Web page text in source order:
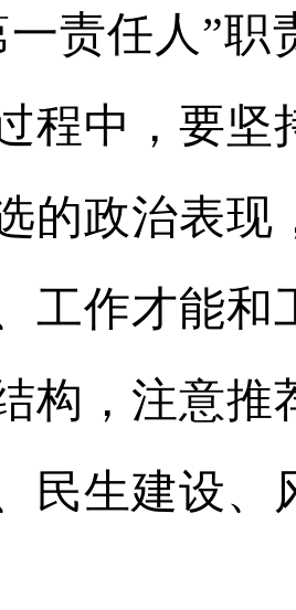
责任人 ”职
程中，要坚
的政治表现
工作才能和
构，注意推
民生建设、